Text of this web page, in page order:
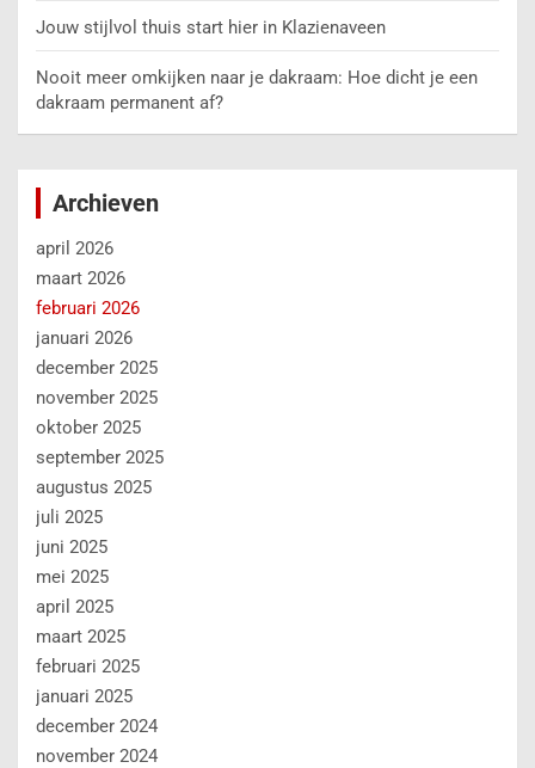
Jouw stijlvol thuis start hier in Klazienaveen
Nooit meer omkijken naar je dakraam: Hoe dicht je een
dakraam permanent af?
Archieven
april 2026
maart 2026
februari 2026
januari 2026
december 2025
november 2025
oktober 2025
september 2025
augustus 2025
juli 2025
juni 2025
mei 2025
april 2025
maart 2025
februari 2025
januari 2025
december 2024
november 2024